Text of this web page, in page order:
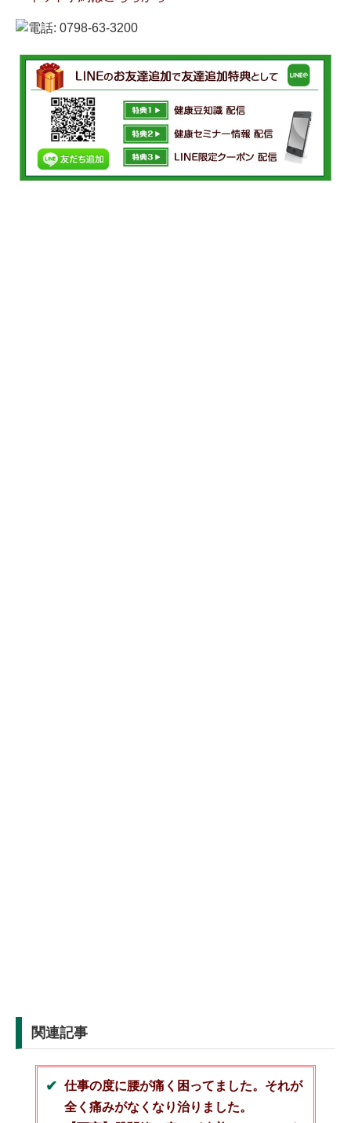
関連記事
仕事の度に腰が痛く困ってました。それが
全く痛みがなくなり治りました。